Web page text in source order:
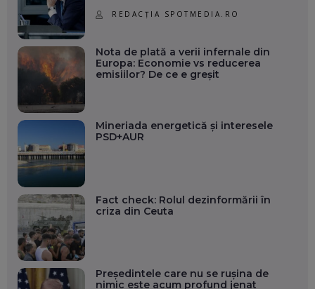
REDACȚIA SPOTMEDIA.RO
Nota de plată a verii infernale din
Europa: Economie vs reducerea
emisiilor? De ce e greșit
Mineriada energetică și interesele
PSD+AUR
Fact check: Rolul dezinformării în
criza din Ceuta
Președintele care nu se rușina de
nimic este acum profund jenat